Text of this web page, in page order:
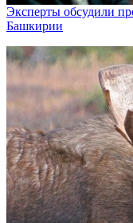
Эксперты обсудили
Башкирии